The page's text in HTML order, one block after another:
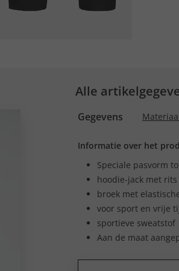
Alle
Gegevens Materiaal
Informatie over het
Speciale pasvorm
hoodie-jack met rits
broek met
voor sport en vrije
sportieve sweatstof
Aan de maat